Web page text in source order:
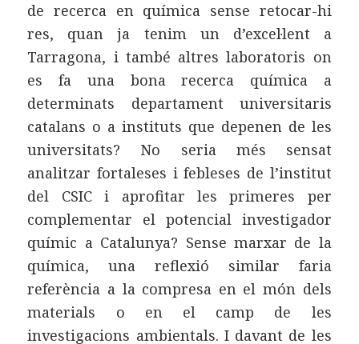
de recerca en química sense retocar-hi
res, quan ja tenim un d’excel·lent a
Tarragona, i també altres laboratoris on
es fa una bona recerca química a
determinats departament universitaris
catalans o a instituts que depenen de les
universitats? No seria més sensat
analitzar fortaleses i febleses de l’institut
del CSIC i aprofitar les primeres per
complementar el potencial investigador
químic a Catalunya? Sense marxar de la
química, una reflexió similar faria
referència a la compresa en el món dels
materials o en el camp de les
investigacions ambientals. I davant de les